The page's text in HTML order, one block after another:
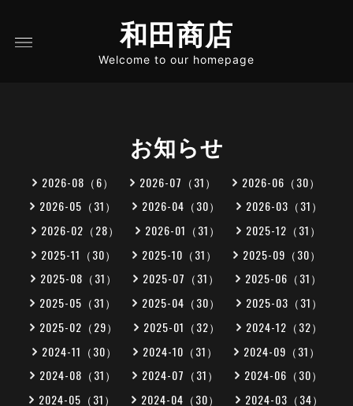
和田商店
Welcome to our homepage
お知らせ
2026-08（6） 2026-07（31）
2026-06（30）
2026-05（31）
2026-04（30）
2026-03（31）
2026-02（28）
2026-01（31）
2025-12（31）
2025-11（30）
2025-10（31）
2025-09（30）
2025-08（31）
2025-07（31）
2025-06（31）
2025-05（31）
2025-04（30）
2025-03（31）
2025-02（29）
2025-01（32）
2024-12（32）
2024-11（30）
2024-10（31）
2024-09（31）
2024-08（31）
2024-07（31）
2024-06（30）
2024-05（31）
2024-04（30）
2024-03（34）